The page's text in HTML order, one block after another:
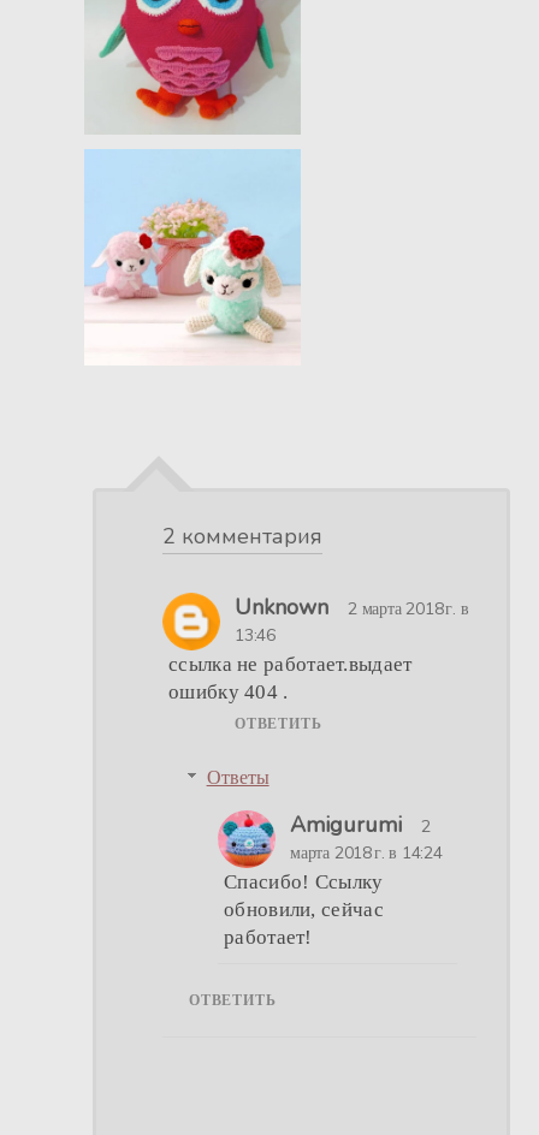
2 комментария
Unknown
2 марта 2018 г. в
13:46
ссылка не работает.выдает
ошибку 404 .
ОТВЕТИТЬ
Ответы
Amigurumi
2
марта 2018 г. в 14:24
Спасибо! Ссылку
обновили, сейчас
работает!
ОТВЕТИТЬ